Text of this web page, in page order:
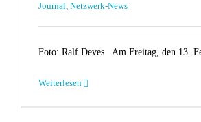
Journal, Netzwerk-News
Foto: Ralf Deves Am Freitag, den 13.
Weiterlesen